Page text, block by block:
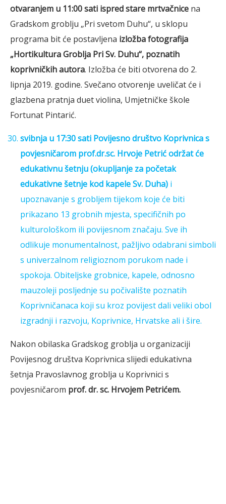
otvaranjem u 11:00 sati ispred stare mrtvačnice na
Gradskom groblju „Pri svetom Duhu“, u sklopu
programa bit će postavljena izložba fotografija
„Hortikultura Groblja Pri Sv. Duhu“, poznatih
koprivničkih autora. Izložba će biti otvorena do 2.
lipnja 2019. godine. Svečano otvorenje uveličat će i
glazbena pratnja duet violina, Umjetničke škole
Fortunat Pintarić.
svibnja u 17:30 sati Povijesno društvo Koprivnica s
povjesničarom prof.dr.sc. Hrvoje Petrićodržat će
edukativnu šetnju (okupljanje za početak
edukativne šetnje kod kapele Sv. Duha) i
upoznavanje s grobljem tijekom koje će biti
prikazano 13 grobnih mjesta, specifičnih po
kulturološkom ili povijesnom značaju. Sve ih
odlikuje monumentalnost, pažljivo odabrani simboli
s univerzalnom religioznom porukom nade i
spokoja. Obiteljske grobnice, kapele, odnosno
mauzoleji posljednje su počivalište poznatih
Koprivničanaca koji su kroz povijest dali veliki obol
izgradnji i razvoju, Koprivnice, Hrvatske ali i šire.
Nakon obilaska Gradskog groblja u organizaciji
Povijesnog društva Koprivnica slijedi edukativna
šetnja Pravoslavnog groblja u Koprivnici s
povjesničarom prof. dr. sc. Hrvojem Petrićem.